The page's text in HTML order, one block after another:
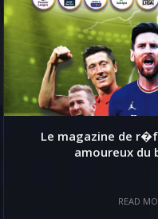
Le magazine de
amoureux du
READ